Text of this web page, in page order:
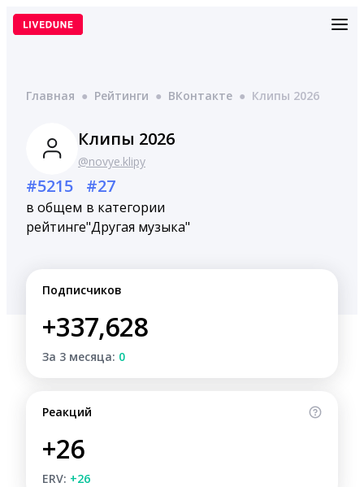
Перейти
Главная ● Рейтинги ● ВКонтакте ● Клипы 2026
Клипы 2026
@novye.klipy
#5215
в общем
рейтинге
#27
в категории
"Другая музыка"
Подписчиков
+337,628
За 3 месяца: 0
Реакций
+26
ERV: +26